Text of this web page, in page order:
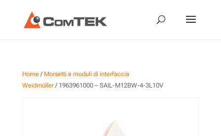
Home/ Morsetti e moduli di interfaccia
Weidmüller/ 1963961000 – SAIL-M12BW-4-3L10V